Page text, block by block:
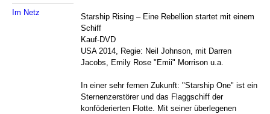
Im Netz
Starship Rising – Eine Rebellion startet mit einem
Schiff
Kauf-DVD
USA 2014, Regie: Neil Johnson, mit Darren
Jacobs, Emily Rose "Emii" Morrison u.a.
In einer sehr fernen Zukunft: "Starship One" ist ein
Sternenzerstörer und das Flaggschiff der
konföderierten Flotte. Mit seiner überlegenen